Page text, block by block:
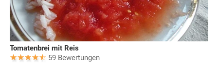
Tomatenbrei mit Reis
59 Bewertungen